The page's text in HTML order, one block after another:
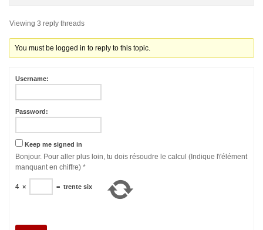
Viewing 3 reply threads
You must be logged in to reply to this topic.
Username:
Password:
Keep me signed in
Bonjour. Pour aller plus loin, tu dois résoudre le calcul (Indique l\'élément
manquant en chiffre) *
4 × = trente six